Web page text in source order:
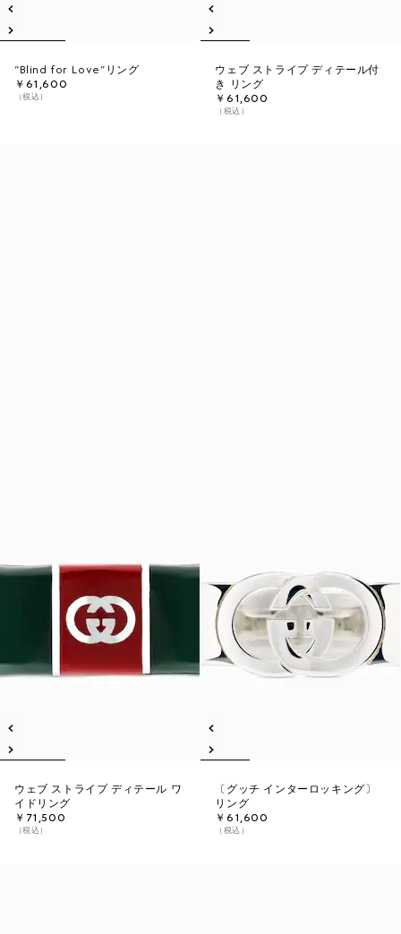
“Blind for Love”リング
￥61,600
（税込）
ウェブ ストライプ ディテール付
き リング
￥61,600
（税込）
ウェブ ストライプ ディテール ワ
イドリング
￥71,500
（税込）
〔グッチ インターロッキング〕
リング
￥61,600
（税込）